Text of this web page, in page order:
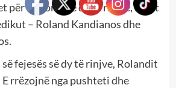
për historinë e dy të rinjve, djalit
– Roland Kandianos dhe
fejesës së dy të rinjve, Rolandit
rrëzojnë nga pushteti dhe